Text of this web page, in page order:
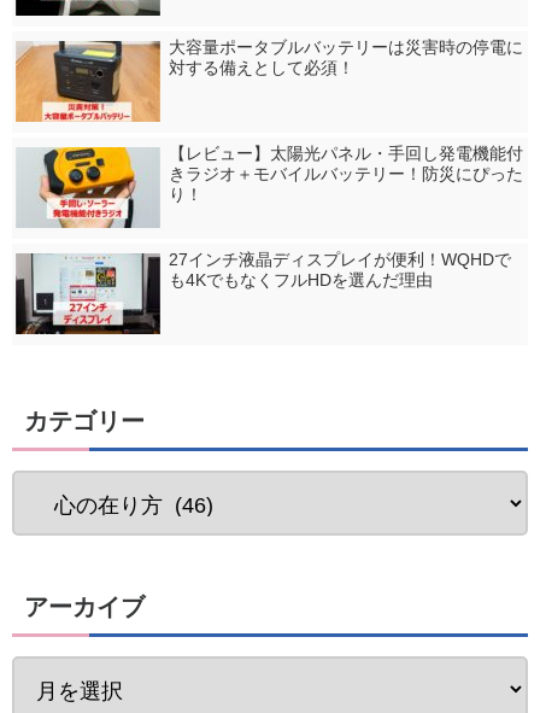
大容量ポータブルバッテリーは災害時の停電に
対する備えとして必須！
【レビュー】太陽光パネル・手回し発電機能付
きラジオ＋モバイルバッテリー！防災にぴった
り！
27インチ液晶ディスプレイが便利！WQHDで
も4KでもなくフルHDを選んだ理由
カテゴリー
アーカイブ